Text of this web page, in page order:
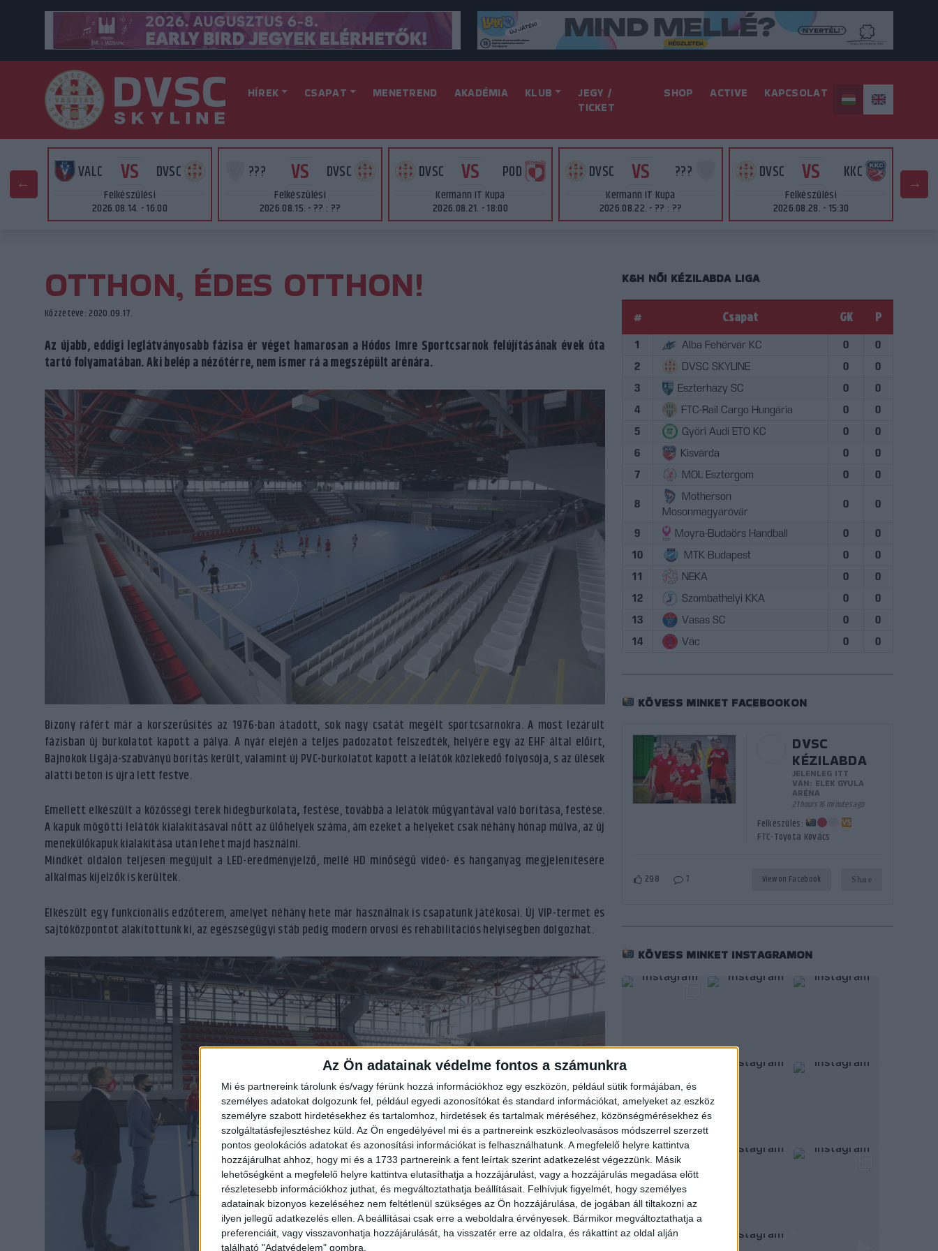
Az Ön adatainak védelme fontos a számunkra
Mi és partnereink tárolunk és/vagy férünk hozzá információkhoz egy eszközön, például sütik formájában, és
személyes adatokat dolgozunk fel, például egyedi azonosítókat és standard információkat, amelyeket az eszköz
személyre szabott hirdetésekhez és tartalomhoz, hirdetések és tartalmak méréséhez, közönségmérésekhez és
szolgáltatásfejlesztéshez küld. Az Ön engedélyével mi és a partnereink eszközleolvasásos módszerrel szerzett
pontos geolokációs adatokat és azonosítási információkat is felhasználhatunk. A megfelelő helyre kattintva
hozzájárulhat ahhoz, hogy mi és a 1733 partnereink a fent leírtak szerint adatkezelést végezzünk. Másik
lehetőségként a megfelelő helyre kattintva elutasíthatja a hozzájárulást, vagy a hozzájárulás megadása előtt
részletesebb információkhoz juthat, és megváltoztathatja beállításait. Felhívjuk figyelmét, hogy személyes
adatainak bizonyos kezeléséhez nem feltétlenül szükséges az Ön hozzájárulása, de jogában áll tiltakozni az
ilyen jellegű adatkezelés ellen. A beállításai csak erre a weboldalra érvényesek. Bármikor megváltoztathatja a
preferenciáit, vagy visszavonhatja hozzájárulását, ha visszatér erre az oldalra, és rákattint az oldal alján
található "Adatvédelem" gombra.
HÍREK CSAPAT MENETREND AKADÉMIA KLUB
JEGY /
TICKET
SHOP ACTIVE KAPCSOLAT
VALC VS DVSC
Felkészülési
2026.08.14. - 16:00
??? VS DVSC
Felkészülési
2026.08.15. - ?? : ??
DVSC VS POD
Kermann IT Kupa
2026.08.21. - 18:00
DVSC VS ???
Kermann IT Kupa
2026.08.22. - ?? : ??
DVSC VS KKC
Felkészülési
2026.08.28. - 15:30
OTTHON, ÉDES OTTHON!
Közzétéve: 2020.09.17.
Az újabb, eddigi leglátványosabb fázisa ér véget hamarosan a Hódos Imre Sportcsarnok felújításának évek óta
tartó folyamatában. Aki belép a nézőtérre, nem ismer rá a megszépült arénára.
Bizony ráfért már a korszerűsítés az 1976-ban átadott, sok nagy csatát megélt sportcsarnokra. A most lezárult
fázisban új burkolatot kapott a pálya. A nyár elején a teljes padozatot felszedték, helyére egy az EHF által előírt,
Bajnokok Ligája-szabványú borítás került, valamint új PVC-burkolatot kapott a lelátók közlekedő folyosója, s az ülések
alatti beton is újra lett festve.
Emellett elkészült a közösségi terek hidegburkolata, festése, továbbá a lelátók műgyantával való borítása, festése.
A kapuk mögötti lelátók kialakításával nőtt az ülőhelyek száma, ám ezeket a helyeket csak néhány hónap múlva, az új
menekülőkapuk kialakítása után lehet majd használni.
Mindkét oldalon teljesen megújult a LED-eredményjelző, mellé HD minőségű videó- és hanganyag megjelenítésére
alkalmas kijelzők is kerültek.
Elkészült egy funkcionális edzőterem, amelyet néhány hete már használnak is csapatunk játékosai. Új VIP-termet és
sajtóközpontot alakítottunk ki, az egészségügyi stáb pedig modern orvosi és rehabilitációs helyiségben dolgozhat.
K&H NŐI KÉZILABDA LIGA
# Csapat GK P
1 Alba Fehérvár KC 0
0
2
DVSC SKYLINE 0
0
3
Eszterházy SC 0
0
4
FTC-Rail Cargo Hungária 0
0
5
Győri Audi ETO KC 0
0
6
Kisvárda 0
0
7
MOL Esztergom 0 0
8
Motherson
Mosonmagyaróvár
0 0
9 Moyra-Budaörs Handball 0
0
10
MTK Budapest 0
0
11
NEKA 0
0
12
Szombathelyi KKA 0
0
13
Vasas SC 0
0
14
Vác 0 0
KÖVESS MINKET FACEBOOKON
DVSC
KÉZILABDA
JELENLEG ITT
VAN: ELEK GYULA
ARÉNA
21 hours 16 minutes ago
Felkészülés:
FTC-Toyota Kovács
298 7 View on Facebook Share
KÖVESS MINKET INSTAGRAMON